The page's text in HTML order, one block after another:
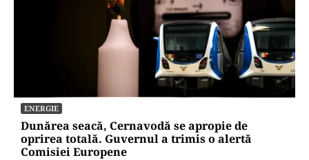
ENERGIE
Dunărea seacă, Cernavodă se apropie de
oprirea totală. Guvernul a trimis o alertă
Comisiei Europene